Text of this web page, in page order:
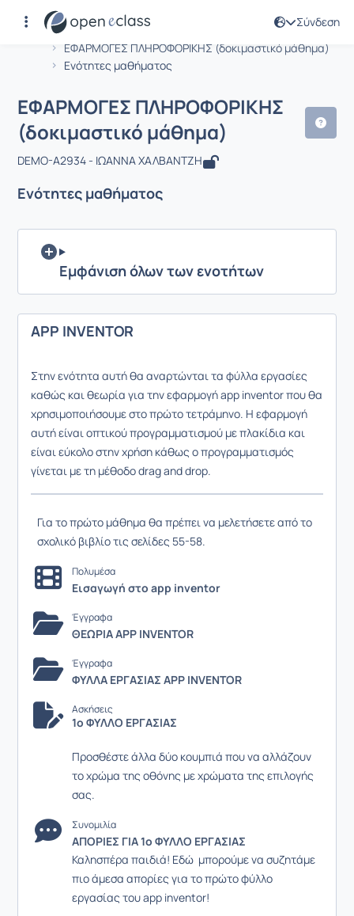
Σύνδεση
Αρχική Σελίδα
ΕΦΑΡΜΟΓΕΣ ΠΛΗΡΟΦΟΡΙΚΗΣ (δοκιμαστικό μάθημα)
Ενότητες μαθήματος
Μάθημα : ΕΦΑΡΜΟΓΕΣ
ΕΦΑΡΜΟΓΕΣ ΠΛΗΡΟΦΟΡΙΚΗΣ
(δοκιμαστικό μάθημα)
DEMO-A2934 - ΙΩΑΝΝΑ ΧΑΛΒΑΝΤΖΗ
Ενότητες μαθήματος
Εμφάνιση όλων των ενοτήτων
APP INVENTOR
Στην ενότητα αυτή θα αναρτώνται τα φύλλα εργασίες
καθώς και θεωρία για την εφαρμογή app inventor που θα
χρησιμοποιήσουμε στο πρώτο τετράμηνο. Η εφαρμογή
αυτή είναι οπτικού προγραμματισμού με πλακίδια και
είναι εύκολο στην χρήση κάθως ο προγραμματισμός
γίνεται με τη μέθοδο drag and drop.
Για το πρώτο μάθημα θα πρέπει να μελετήσετε από το
σχολικό βιβλίο τις σελίδες 55-58.
Πολυμέσα
Εισαγωγή στο app inventor
Έγγραφα
ΘΕΩΡΙΑ APP INVENTOR
Έγγραφα
ΦΥΛΛΑ ΕΡΓΑΣΙΑΣ APP INVENTOR
Ασκήσεις
1ο ΦΥΛΛΟ ΕΡΓΑΣΙΑΣ
Προσθέστε άλλα δύο κουμπιά που να αλλάζουν
το χρώμα της οθόνης με χρώματα της επιλογής
σας.
Συνομιλία
ΑΠΟΡΙΕΣ ΓΙΑ 1ο ΦΥΛΛΟ ΕΡΓΑΣΙΑΣ
Καλησπέρα παιδιά! Εδώ μπορούμε να συζητάμε
πιο άμεσα απορίες για το πρώτο φύλλο
εργασίας του app inventor!